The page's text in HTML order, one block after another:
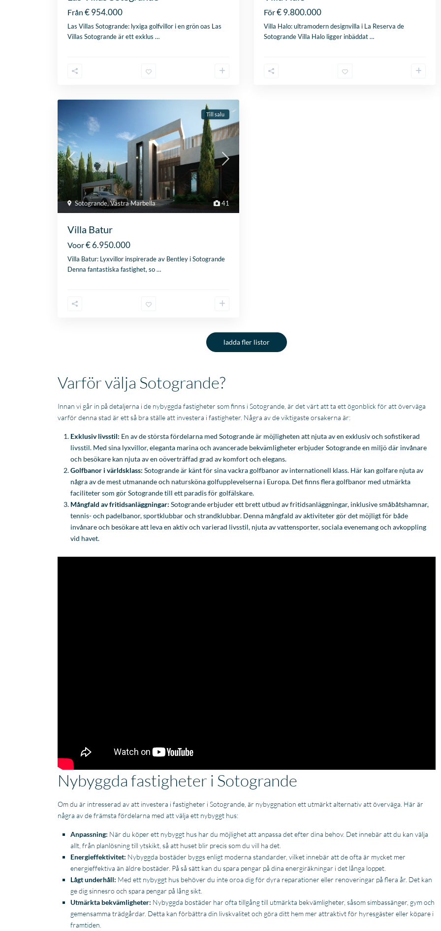
Från € 954.000
Las Villas Sotogrande: lyxiga golfvillor i en grön oas Las
Villas Sotogrande är ett exklus …
För€ 9.800.000
Villa Halo: ultramodern designvilla i La Reserva de
Sotogrande Villa Halo ligger inbäddat…
41
Sotogrande,Västra Marbella
Till salu
Villa Batur
Voor€ 6.950.000
Villa Batur: Lyxvillor inspirerade av Bentley i Sotogrande
Denna fantastiska fastighet, so…
ladda fler listor
Varför välja Sotogrande?
Innan vi går in på detaljerna i de nybyggda fastigheter som finns i Sotogrande, är det värt att ta ett ögonblick för att överväga
varför denna stad är ett så bra ställe att investera i fastigheter. Några av de viktigaste orsakerna är:
Exklusiv livsstil: En av de största fördelarna med Sotogrande är möjligheten att njuta av en exklusiv och sofistikerad
livsstil. Med sina lyxvillor, eleganta marina och avancerade bekvämligheter erbjuder Sotogrande en miljö där invånare
och besökare kan njuta av en oöverträffad grad av komfort och elegans.
Golfbanor i världsklass: Sotogrande är känt för sina vackra golfbanor av internationell klass. Här kan golfare njuta av
några av de mest utmanande och natursköna golfupplevelserna i Europa. Det finns flera golfbanor med utmärkta
faciliteter som gör Sotogrande till ett paradis för golfälskare.
Mångfald av fritidsanläggningar: Sotogrande erbjuder ett brett utbud av fritidsanläggningar, inklusive småbåtshamnar,
tennis- och padelbanor, sportklubbar och strandklubbar. Denna mångfald av aktiviteter gör det möjligt för både
invånare och besökare att leva en aktiv och varierad livsstil, njuta av vattensporter, sociala evenemang och avkoppling
vid havet.
Nybyggda fastigheter i Sotogrande
Om du är intresserad av att investera i fastigheter i Sotogrande, är nybyggnation ett utmärkt alternativ att överväga. Här är
några av de främsta fördelarna med att välja ett nybyggt hus:
Anpassning: När du köper ett nybyggt hus har du möjlighet att anpassa det efter dina behov. Det innebär att du kan välja
allt, från planlösning till ytskikt, så att huset blir precis som du vill ha det.
Energieffektivitet: Nybyggda bostäder byggs enligt moderna standarder, vilket innebär att de ofta är mycket mer
energieffektiva än äldre bostäder. På så sätt kan du spara pengar på dina energiräkningar i det långa loppet.
Lågt underhåll: Med ett nybyggt hus behöver du inte oroa dig för dyra reparationer eller renoveringar på flera år. Det kan
ge dig sinnesro och spara pengar på lång sikt.
Utmärkta bekvämligheter: Nybyggda bostäder har ofta tillgång till utmärkta bekvämligheter, såsom simbassänger, gym och
gemensamma trädgårdar. Detta kan förbättra din livskvalitet och göra ditt hem mer attraktivt för hyresgäster eller köpare i
framtiden.